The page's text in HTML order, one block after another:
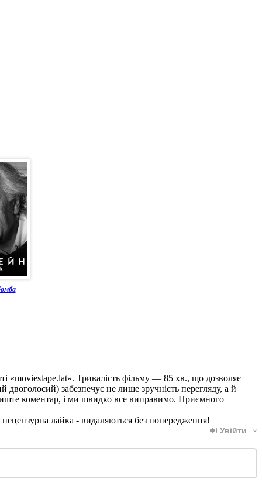
«moviestape.lat». Тривалість фільму — 85 хв., що дозволяє
двоголосий) забезпечує не лише зручність перегляду, а й
коментар, і ми швидко все виправимо. Приємного
лайка - видаляються без попередження!